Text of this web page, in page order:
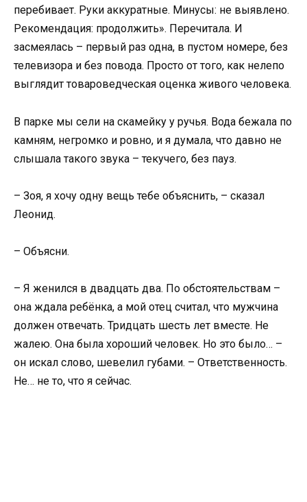
перебивает. Руки аккуратные. Минусы: не выявлено.
Рекомендация: продолжить». Перечитала. И
засмеялась – первый раз одна, в пустом номере, без
телевизора и без повода. Просто от того, как нелепо
выглядит товароведческая оценка живого человека.
В парке мы сели на скамейку у ручья. Вода бежала по
камням, негромко и ровно, и я думала, что давно не
слышала такого звука – текучего, без пауз.
– Зоя, я хочу одну вещь тебе объяснить, – сказал
Леонид.
– Объясни.
– Я женился в двадцать два. По обстоятельствам –
она ждала ребёнка, а мой отец считал, что мужчина
должен отвечать. Тридцать шесть лет вместе. Не
жалею. Она была хороший человек. Но это было… –
он искал слово, шевелил губами. – Ответственность.
Не… не то, что я сейчас.